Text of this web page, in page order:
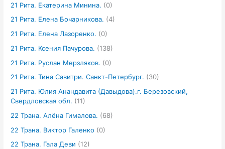
21 Рита. Екатерина Минина. (0)
21 Рита. Елена Бочарникова. (4)
21 Рита. Елена Лазоренко. (0)
21 Рита. Ксения Пачурова. (138)
21 Рита. Руслан Мерзляков. (0)
21 Рита. Тина Савитри. Санкт-Петербург. (30)
21 Рита. Юлия Анандавита (Давыдова).г. Березовский,
Свердловская обл. (11)
22 Трана. Алёна Гималова. (68)
22 Трана. Виктор Галенко (0)
22 Трана. Гала Деви (12)